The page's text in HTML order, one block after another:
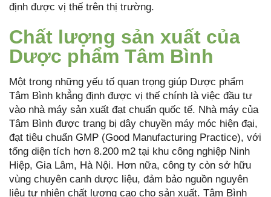
định được vị thế trên thị trường.
Chất lượng sản xuất của
Dược phẩm Tâm Bình
Một trong những yếu tố quan trọng giúp Dược phẩm
Tâm Bình khẳng định được vị thế chính là việc đầu tư
vào nhà máy sản xuất đạt chuẩn quốc tế. Nhà máy của
Tâm Bình được trang bị dây chuyền máy móc hiện đại,
đạt tiêu chuẩn GMP (Good Manufacturing Practice), với
tổng diện tích hơn 8.200 m2 tại khu công nghiệp Ninh
Hiệp, Gia Lâm, Hà Nội. Hơn nữa, công ty còn sở hữu
vùng chuyên canh dược liệu, đảm bảo nguồn nguyên
liệu tự nhiên chất lượng cao cho sản xuất. Tâm Bình